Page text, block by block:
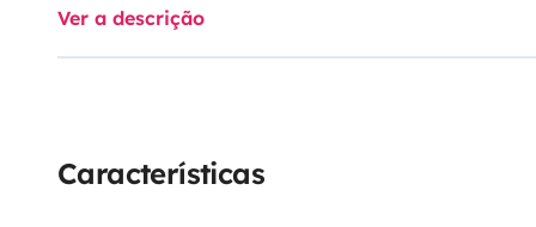
motorhome which will give you complete
size gives it great driving comfort while being
lake, ... Free space available for parking your vehicle
Ver a descrição
Características